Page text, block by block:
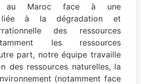
au Maroc face à une
liée à la dégradation et
des ressources
les ressources
part, notre équipe travaille
des ressources naturelles, la
(notamment face